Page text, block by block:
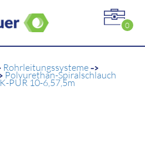
0
Rohrleitungssysteme->
Polyurethan-Spiralschlauch
PUR 10-6,57,5m